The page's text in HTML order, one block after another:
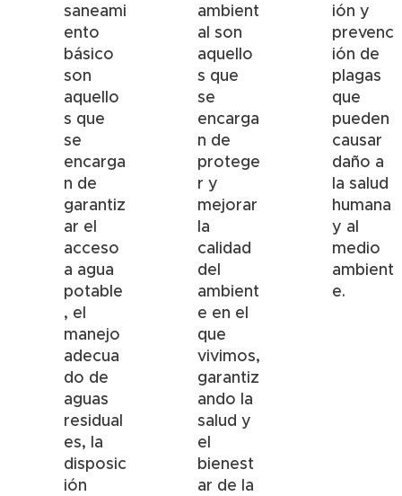
saneami
ento
básico
son
aquello
s que
se
encarga
n de
garantiz
ar el
acceso
a agua
potable
, el
manejo
adecua
do de
aguas
residual
es, la
disposic
ión
ambient
al son
aquello
s que
se
encarga
n de
protege
r y
mejorar
la
calidad
del
ambient
e en el
que
vivimos,
garantiz
ando la
salud y
el
bienest
ar de la
ión y
prevenc
ión de
plagas
que
pueden
causar
daño a
la salud
humana
y al
medio
ambient
e.